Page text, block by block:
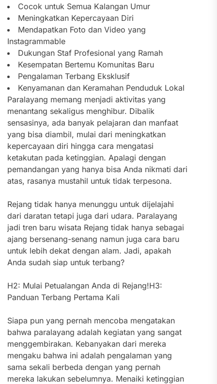
Cocok untuk Semua Kalangan Umur
Meningkatkan Kepercayaan Diri
Mendapatkan Foto dan Video yang
Instagrammable
Dukungan Staf Profesional yang Ramah
Kesempatan Bertemu Komunitas Baru
Pengalaman Terbang Eksklusif
Kenyamanan dan Keramahan Penduduk Lokal
Paralayang memang menjadi aktivitas yang
menantang sekaligus menghibur. Dibalik
sensasinya, ada banyak pelajaran dan manfaat
yang bisa diambil, mulai dari meningkatkan
kepercayaan diri hingga cara mengatasi
ketakutan pada ketinggian. Apalagi dengan
pemandangan yang hanya bisa Anda nikmati dari
atas, rasanya mustahil untuk tidak terpesona.
Rejang tidak hanya menunggu untuk dijelajahi
dari daratan tetapi juga dari udara. Paralayang
jadi tren baru wisata Rejang tidak hanya sebagai
ajang bersenang-senang namun juga cara baru
untuk lebih dekat dengan alam. Jadi, apakah
Anda sudah siap untuk terbang?
H2: Mulai Petualangan Anda di Rejang!H3:
Panduan Terbang Pertama Kali
Siapa pun yang pernah mencoba mengatakan
bahwa paralayang adalah kegiatan yang sangat
menggembirakan. Kebanyakan dari mereka
mengaku bahwa ini adalah pengalaman yang
sama sekali berbeda dengan yang pernah
mereka lakukan sebelumnya. Menaiki ketinggian